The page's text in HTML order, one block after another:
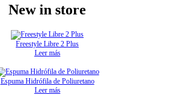
New in store
Freestyle Libre 2 Plus
Leer más
Espuma Hidrófila de Poliuretano
Leer más